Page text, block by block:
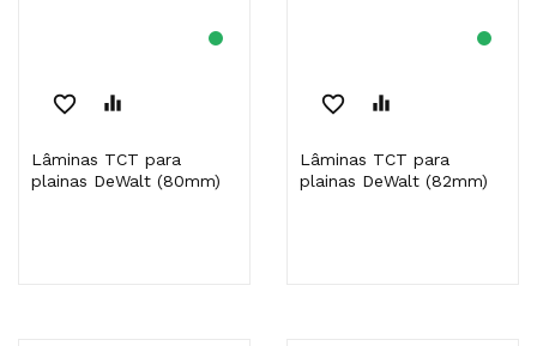
favorite_border equalizer
Lâminas TCT para
plainas DeWalt (80mm)
favorite_border equalizer
Lâminas TCT para
plainas DeWalt (82mm)